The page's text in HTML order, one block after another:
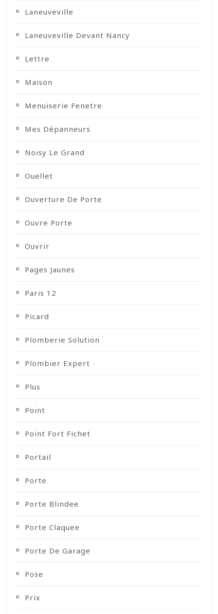
Laneuveville
Laneuveville Devant Nancy
Lettre
Maison
Menuiserie Fenetre
Mes Dépanneurs
Noisy Le Grand
Ouellet
Ouverture De Porte
Ouvre Porte
Ouvrir
Pages Jaunes
Paris 12
Picard
Plomberie Solution
Plombier Expert
Plus
Point
Point Fort Fichet
Portail
Porte
Porte Blindee
Porte Claquee
Porte De Garage
Pose
Prix